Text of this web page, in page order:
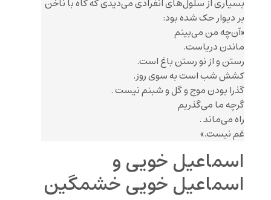
بسیاری از سلول‌های انفرادی می‌دیدی که گاه با ناخن
بر دیوار حک شده بود:
«آن‌چه من می‌بینم
ماندن دریاست.
رستن و از نو رستن باغ است.
کشش شب است به سوی روز.
گذرا بودن موج و گل و شبنم نیست .
گرچه ما می‌گذریم
راه می‌ماند .
غم نیست.»
اسماعیل خویی و
اسماعیل خویی خشمگین